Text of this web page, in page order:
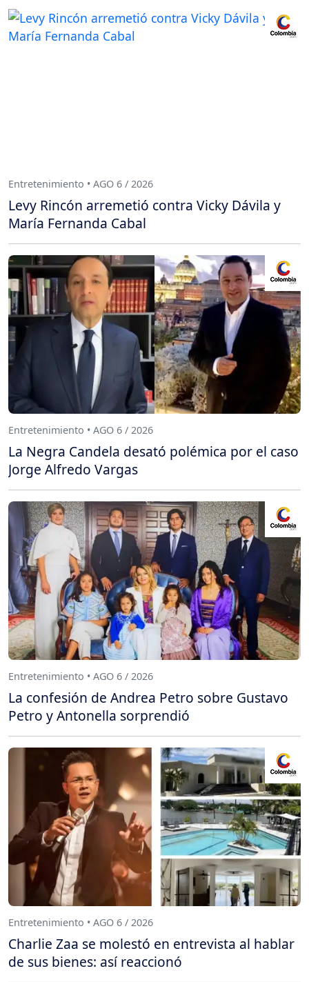
Entretenimiento • AGO 6 / 2026
Levy Rincón arremetió contra Vicky Dávila y
María Fernanda Cabal
Entretenimiento • AGO 6 / 2026
La Negra Candela desató polémica por el caso
Jorge Alfredo Vargas
Entretenimiento • AGO 6 / 2026
La confesión de Andrea Petro sobre Gustavo
Petro y Antonella sorprendió
Entretenimiento • AGO 6 / 2026
Charlie Zaa se molestó en entrevista al hablar
de sus bienes: así reaccionó